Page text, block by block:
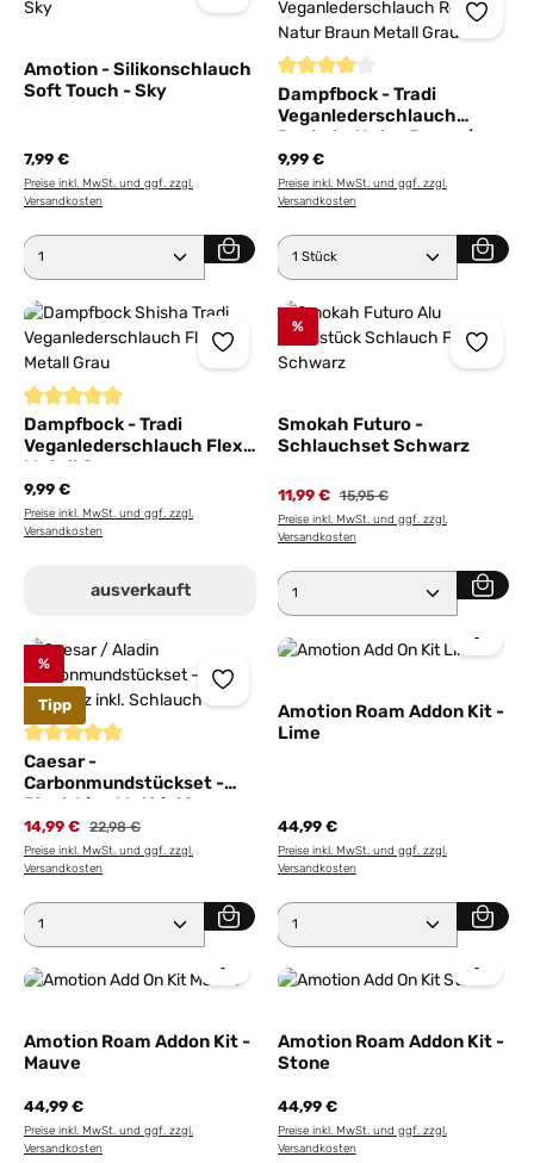
Amotion - Silikonschlauch
Soft Touch - Sky
7,99 €
Preise inkl. MwSt. und ggf. zzgl.
Versandkosten
Produkt Anzahl: Gib den gewünschten Wert ein
Durchschnittliche Bewertung
Dampfbock - Tradi
Veganlederschlauch
Rocket - Natur Braun /
Metall Grau
9,99 €
Preise inkl. MwSt. und ggf. zzgl.
Versandkosten
Produkt Anzahl: Gib den
Durchschnittliche Bewertung von 5 von 5 Sternen
Dampfbock - Tradi
Veganlederschlauch Flex -
Metall Grau
9,99 €
Preise inkl. MwSt. und ggf. zzgl.
Versandkosten
ausverkauft
%
Smokah Futuro -
Schlauchset Schwarz
11,99 € Regulärer Preis:
15,95 €
Preise inkl. MwSt. und ggf. zzgl.
Versandkosten
Produkt Anzahl: Gib den
%
Tipp
Durchschnittliche Bewertung von 5 von 5 Sternen
Caesar -
Carbonmundstückset -
Black Line Matt inkl.
Schlauch
14,99 € Regulärer Preis:
22,98 €
Preise inkl. MwSt. und ggf. zzgl.
Versandkosten
Produkt Anzahl: Gib den gewünschten Wert ein
Amotion Roam Addon Kit -
Lime
44,99 €
Preise inkl. MwSt. und ggf. zzgl.
Versandkosten
Produkt Anzahl: Gib den
Amotion Roam Addon Kit -
Mauve
44,99 €
Preise inkl. MwSt. und ggf. zzgl.
Versandkosten
Amotion Roam Addon Kit -
Stone
44,99 €
Preise inkl. MwSt. und ggf. zzgl.
Versandkosten